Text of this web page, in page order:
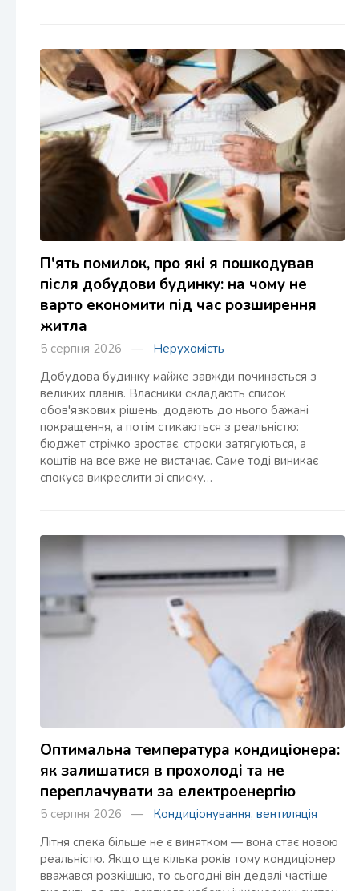
П'ять помилок, про які я пошкодував
після добудови будинку: на чому не
варто економити під час розширення
житла
5 серпня 2026 — Нерухомість
Добудова будинку майже завжди починається з
великих планів. Власники складають список
обов'язкових рішень, додають до нього бажані
покращення, а потім стикаються з реальністю:
бюджет стрімко зростає, строки затягуються, а
коштів на все вже не вистачає. Саме тоді виникає
спокуса викреслити зі списку…
Оптимальна температура кондиціонера:
як залишатися в прохолоді та не
переплачувати за електроенергію
5 серпня 2026 — Кондиціонування, вентиляція
Літня спека більше не є винятком — вона стає новою
реальністю. Якщо ще кілька років тому кондиціонер
вважався розкішшю, то сьогодні він дедалі частіше